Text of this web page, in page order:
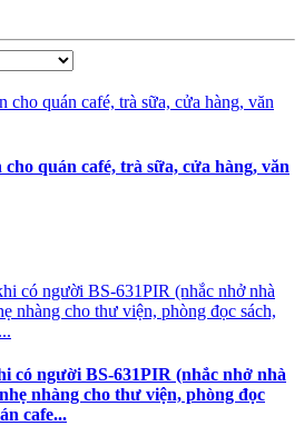
quán café, trà sữa, cửa hàng, văn
có người BS-631PIR (nhắc nhở nhà
nhàng cho thư viện, phòng đọc
cafe...